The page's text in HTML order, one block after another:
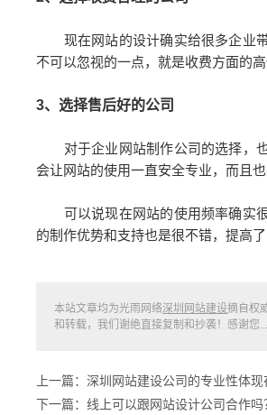
现在网站的设计确实给很多企业带
不可以忽视的一点，就是收费方面的
3、选择售后好的公司
对于企业网站制作公司的选择，也
会让网站的使用一直安全专业，而且
可以说现在网站的使用频率确实很
的制作优势和支持也是很不错，提高
本站文章均为光雨网络深圳网站建设摘自权
和转载，我们谢绝直接复制和抄袭！感谢您...
上一篇：深圳网站建设公司的专业性体现
下一篇：线上可以跟网站设计公司合作吗